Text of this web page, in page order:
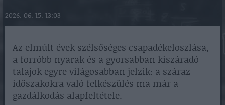
2026. 06. 15. 13:03
Az elmúlt évek szélsőséges csapadékeloszlása,
a forróbb nyarak és a gyorsabban kiszáradó
talajok egyre világosabban jelzik: a száraz
időszakokra való felkészülés ma már a
gazdálkodás alapfeltétele.